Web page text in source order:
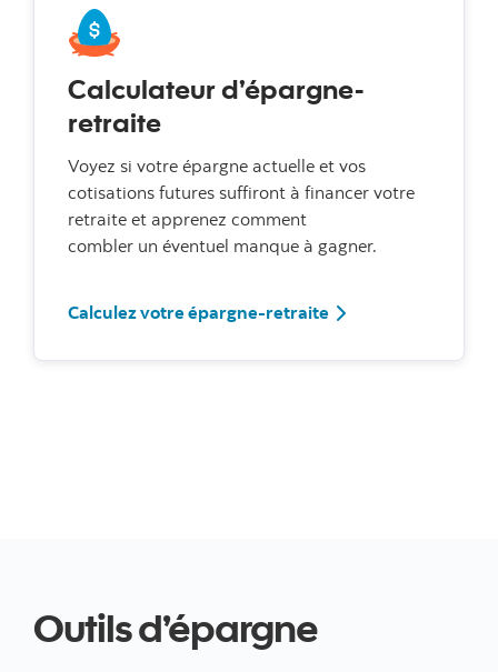
Calculateur d’épargne-
retraite
Voyez si votre épargne actuelle et vos
cotisations futures suffiront à financer votre
retraite et apprenez comment
combler un éventuel manque à gagner.
Calculez votre épargne-retraite
Outils d’épargne